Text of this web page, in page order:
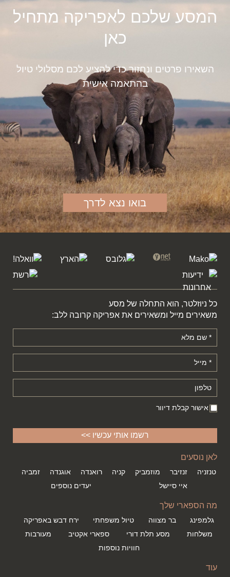
המסע שלכם לאפריקה מתחיל
כאן
השאירו פרטים ונחזור כדי להציע לכם מסלולי טיול
בהתאמה אישית
בואו נצא לדרך
כל ניוזלטר, הוא התחלה של מסע
משאירים מייל ומשאירים את אפריקה קרובה ללב:
אישור קבלת דיוור
לאן נוסעים
טנזניה זנזיבר מוזמביק קניה רואנדה אוגנדה
זמביה
איי סיישל
יעדים נוספים
מה הספארי שלך
גלמפינג בר מצווה טיול משפחתי
ירח דבש באפריקה
משלחות
מסע תלת דורי ספארי אקטיב
מעורבות
חוויות נוספות
עוד